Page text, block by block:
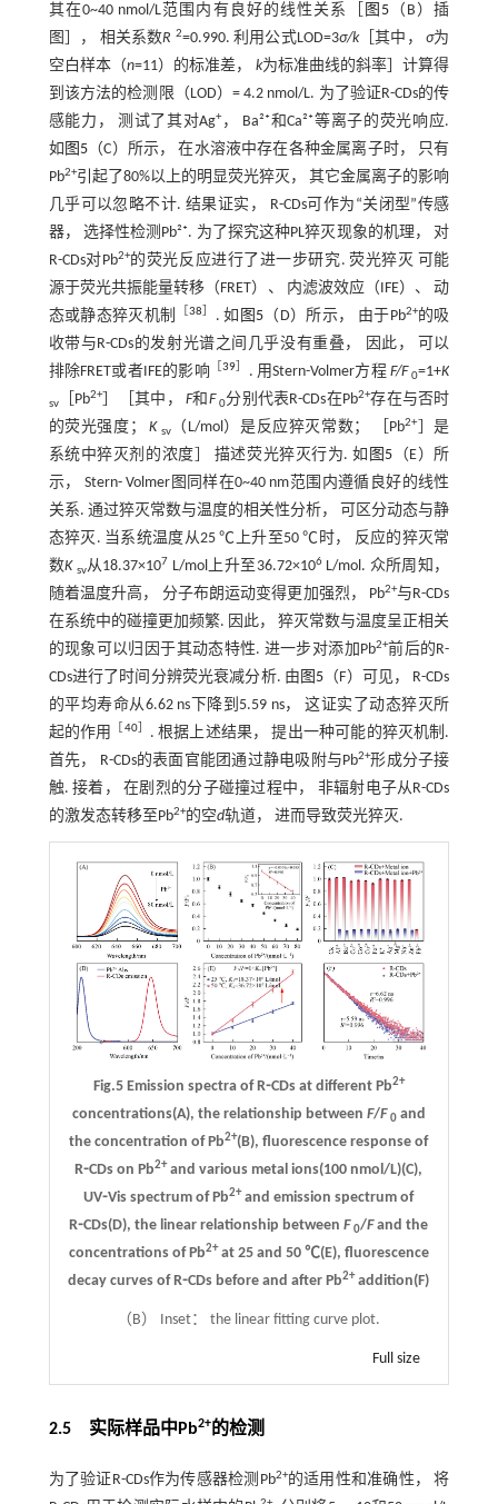
其在0~40 nmol/L范围内有良好的线性关系［
图5（B）插
图］， 相关系数R 2=0.990. 利用公式LOD=3σ/k［其中，σ为
空白样本（n=11）的标准差， k为标准曲线的斜率］计算得
到该方法的检测限（LOD）= 4.2 nmol/L. 为了验证R-CDs的传
感能力， 测试了其对Ag+， Ba²⁺和Ca²⁺等离子的荧光响应.
如 图5（C）所示， 在水溶液中存在各种金属离子时， 只有
Pb2+引起了80%以上的明显荧光猝灭， 其它金属离子的影响
几乎可以忽略不计. 结果证实， R-CDs可作为“关闭型”传感
器， 选择性检测Pb²⁺. 为了探究这种PL猝灭现象的机理， 对
R-CDs对Pb2+的荧光反应进行了进一步研究. 荧光猝灭 可能
源于荧光共振能量转移（FRET）、 内滤波效应（IFE）、 动
态或静态猝灭机制
38 . 如 图5（D）所示， 由于Pb2+的吸
收带与R-CDs的发射光谱之间几乎没有重叠， 因此， 可以
排除FRET或者IFE的影响
［39 . 用Stern-Volmer方程F/F 0=1+K
sv［Pb2+］［其中，F和 F 0分别代表R-CDs在Pb2+存在与否时
的荧光强度；K sv（L/mol）是反应猝灭常数； ［Pb2+］是
系统中猝灭剂的浓度］ 描述荧光猝灭行为. 如 图5 （E）所
示， Stern- Volmer图同样在0~40 nm范围内遵循良好的线性
关系. 通过猝灭常数与温度的相关性分析， 可区分动态与静
态猝灭. 当系统温度从25 ℃上升至50 ℃时， 反应的猝灭常
数K sv从18.37×107 L/mol上升至36.72×106L/mol. 众所周知，
随着温度升高， 分子布朗运动变得更加强烈， Pb2+与R-CDs
在系统中的碰撞更加频繁. 因此， 猝灭常数与温度呈正相关
的现象可以归因于其动态特性. 进一步对添加Pb2+前后的R-
CDs进行了时间分辨荧光衰减分析. 由 图5 （F）可见， R-CDs
的平均寿命从6.62 ns下降到5.59 ns， 这证实了动态猝灭所
起的作用
40］
. 根据上述结果， 提出一种可能的猝灭机制.
首先， R-CDs的表面官能团通过静电吸附与Pb2+形成分子接
触. 接着， 在剧烈的分子碰撞过程中， 非辐射电子从R-CDs
的激发态转移至Pb2+的空d轨道， 进而导致荧光猝灭.
Fig.5 Emission spectra of R⁃CDs at different Pb2+
concentrations(A), the relationship between F/F 0and
the concentration of Pb2+(B), fluorescence response of
R⁃CDs on Pb2+ and various metal ions(100 nmol/L)(C),
UV⁃Vis spectrum of Pb2+ and emission spectrum of
R⁃CDs(D), the linear relationship betweenF 0/Fand the
concentrations of Pb2+at 25 and 50 ℃(E), fluorescence
decay curves of R⁃CDs before and after Pb2+ addition(F)
（B） Inset： the linear fitting curve plot.
Full size
2.5 实际样品中Pb2+的检测
为了验证R-CDs作为传感器检测Pb2+的适用性和准确性， 将